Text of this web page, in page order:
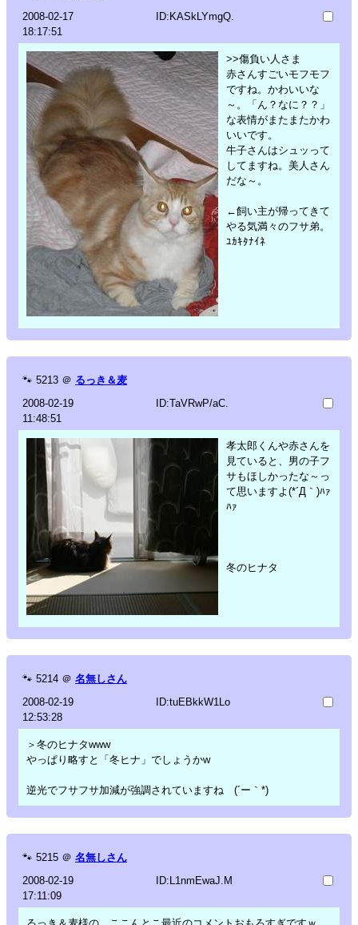
2008-02-17
18:17:51
ID:KASkLYmgQ.
>>傷負い人さま
赤さんすごいモフモフ
ですね。かわいいな
～。「ん？なに？？」
な表情がまたまたかわ
いいです。
牛子さんはシュッって
してますね。美人さん
だな～。
←飼い主が帰ってきて
やる気満々のフサ弟。
ﾕｶｷﾀﾅｲﾈ
🐾 5213 ＠ るっき＆麦
2008-02-19
11:48:51
ID:TaVRwP/aC.
孝太郎くんや赤さんを
見ていると、男の子フ
サもほしかったな～っ
て思いますよ(*´Д｀)ﾊｧ
ﾊｧ
冬のヒナタ
🐾 5214 ＠ 名無しさん
2008-02-19
12:53:28
ID:tuEBkkW1Lo
＞冬のヒナタwww
やっぱり略すと「冬ヒナ」でしょうかw
逆光でフサフサ加減が強調されていますね (´ー｀*)
🐾 5215 ＠ 名無しさん
2008-02-19
17:11:09
ID:L1nmEwaJ.M